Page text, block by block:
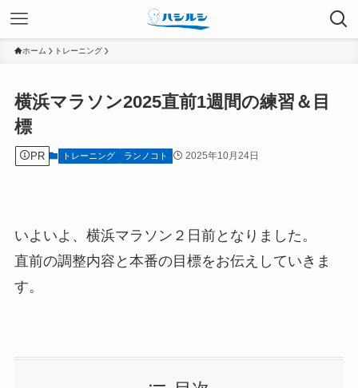
ホーム トレーニング
横浜マラソン2025直前1週間の練習＆目
標
PR トレーニング ランノコト 2025年10月24日
いよいよ、横浜マラソン２日前となりました。
直前の調整内容と本番の目標をお伝えしていきま
す。